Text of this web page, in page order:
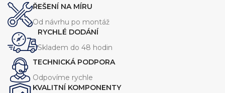
kvalitním materiálům nabízí
dlouhou životnost a
kompatibilitu s širokou škálou
hydraulických systémů.
ŘEŠENÍ NA MÍRU
Od návrhu po montáž
RYCHLÉ DODÁNÍ
Skladem do 48 hodin
TECHNICKÁ PODPORA
Odpovíme rychle
KVALITNÍ KOMPONENTY